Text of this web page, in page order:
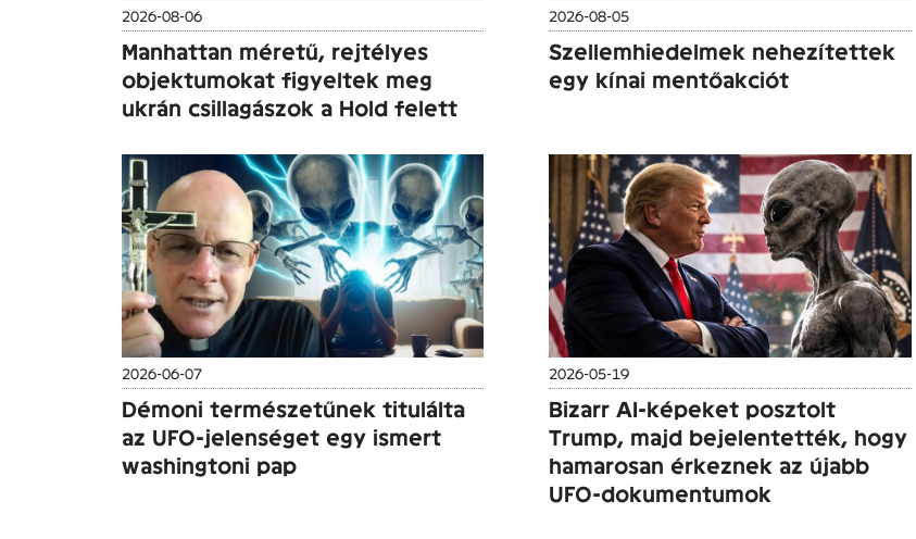
2026-08-06
Manhattan méretű, rejtélyes
objektumokat figyeltek meg
ukrán csillagászok a Hold felett
2026-08-05
Szellemhiedelmek nehezítettek
egy kínai mentőakciót
2026-06-07
Démoni természetűnek titulálta
az UFO-jelenséget egy ismert
washingtoni pap
2026-05-19
Bizarr AI-képeket posztolt
Trump, majd bejelentették, hogy
hamarosan érkeznek az újabb
UFO-dokumentumok